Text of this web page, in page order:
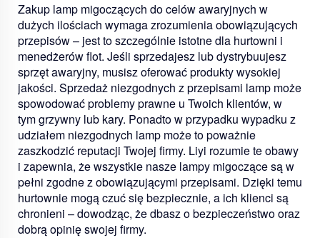
Zakup lamp migoczących do celów awaryjnych w
dużych ilościach wymaga zrozumienia obowiązujących
przepisów – jest to szczególnie istotne dla hurtowni i
menedżerów flot. Jeśli sprzedajesz lub dystrybuujesz
sprzęt awaryjny, musisz oferować produkty wysokiej
jakości. Sprzedaż niezgodnych z przepisami lamp może
spowodować problemy prawne u Twoich klientów, w
tym grzywny lub kary. Ponadto w przypadku wypadku z
udziałem niezgodnych lamp może to poważnie
zaszkodzić reputacji Twojej firmy. Liyi rozumie te obawy
i zapewnia, że wszystkie nasze lampy migoczące są w
pełni zgodne z obowiązującymi przepisami. Dzięki temu
hurtownie mogą czuć się bezpiecznie, a ich klienci są
chronieni – dowodząc, że dbasz o bezpieczeństwo oraz
dobrą opinię swojej firmy.